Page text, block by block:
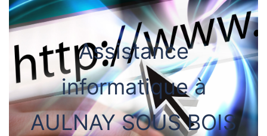
Assistance
informatique à
AULNAY SOUS BOIS